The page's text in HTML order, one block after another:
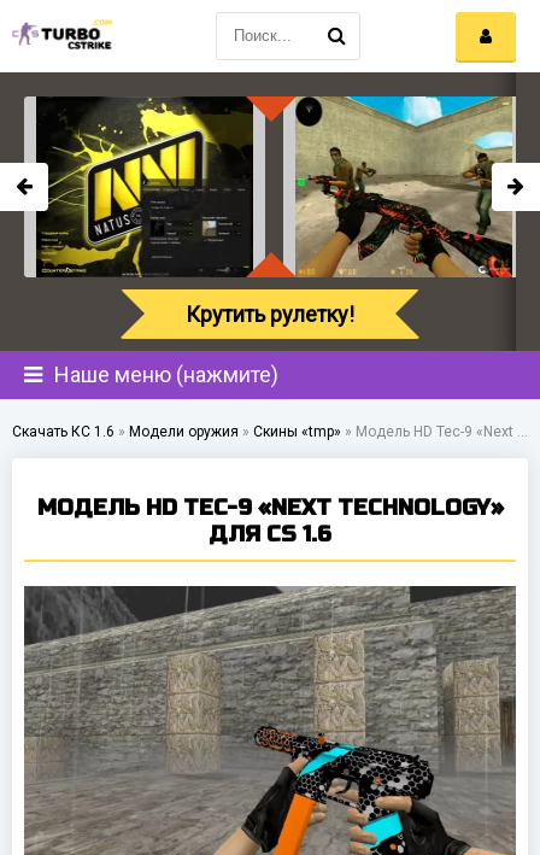
Наше меню (нажмите)
Скачать КС 1.6 » Модели оружия » Скины «tmp» » Модель HD Tec-9 «Next Technology» для CS 1.6
МОДЕЛЬ HD TEC-9 «NEXT TECHNOLOGY»
ДЛЯ CS 1.6
Крутить рулетку!